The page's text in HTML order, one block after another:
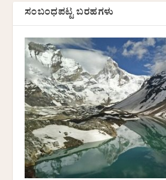
ಸಂಬಂಧಪಟ್ಟ ಬರಹಗಳು